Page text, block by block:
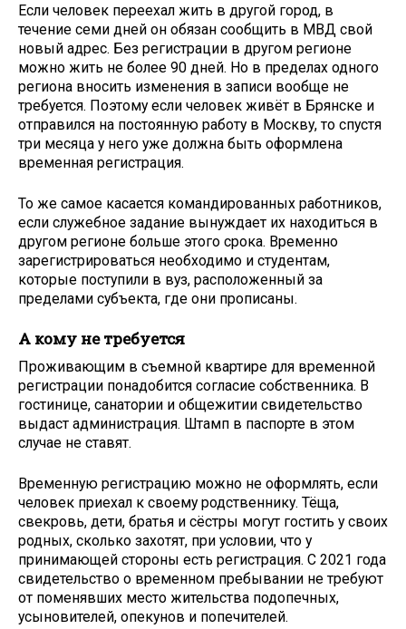
Если человек переехал жить в другой город, в
течение семи дней он обязан сообщить в МВД свой
новый адрес. Без регистрации в другом регионе
можно жить не более 90 дней. Но в пределах одного
региона вносить изменения в записи вообще не
требуется. Поэтому если человек живёт в Брянске и
отправился на постоянную работу в Москву, то спустя
три месяца у него уже должна быть оформлена
временная регистрация.
То же самое касается командированных работников,
если служебное задание вынуждает их находиться в
другом регионе больше этого срока. Временно
зарегистрироваться необходимо и студентам,
которые поступили в вуз, расположенный за
пределами субъекта, где они прописаны.
А кому не требуется
Проживающим в съемной квартире для временной
регистрации понадобится согласие собственника. В
гостинице, санатории и общежитии свидетельство
выдаст администрация. Штамп в паспорте в этом
случае не ставят.
Временную регистрацию можно не оформлять, если
человек приехал к своему родственнику. Тёща,
свекровь, дети, братья и сёстры могут гостить у своих
родных, сколько захотят, при условии, что у
принимающей стороны есть регистрация. С 2021 года
свидетельство о временном пребывании не требуют
от поменявших место жительства подопечных,
усыновителей, опекунов и попечителей.